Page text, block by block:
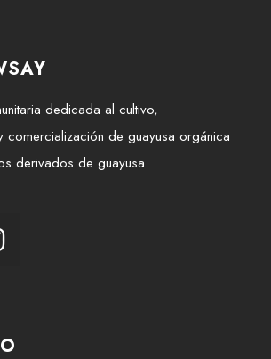
dedicada al cultivo,
comercialización de guayusa orgánica
derivados de guayusa